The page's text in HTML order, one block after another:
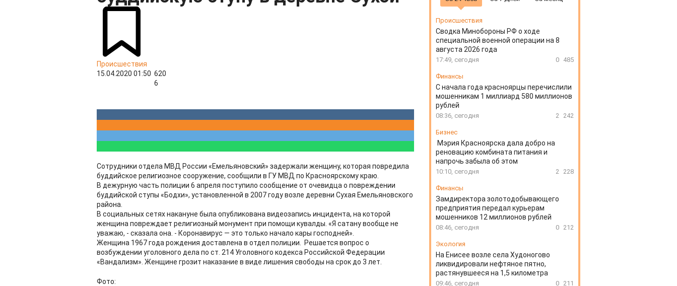
Происшествия
15.04.2020 01:50 620
6
Сотрудники отдела МВД России «Емельяновский» задержали женщину, которая повредила
буддийское религиозное сооружение, сообщили в ГУ МВД по Красноярскому краю.
В дежурную часть полиции 6 апреля поступило сообщение от очевидца о повреждении
буддийской ступы «Бодхи», установленной в 2007 году возле деревни Сухая Емельяновского
района.
В социальных сетях накануне была опубликована видеозапись инцидента, на которой
женщина повреждает религиозный монумент при помощи кувалды. «Я сатану вообще не
уважаю, - сказала она. - Коронавирус — это только начало кары господней».
Женщина 1967 года рождения доставлена в отдел полиции. Решается вопрос о
возбуждении уголовного дела по ст. 214 Уголовного кодекса Российской Федерации
«Вандализм». Женщине грозит наказание в виде лишения свободы на срок до 3 лет.
Фото:
Происшествия
Сводка Минобороны РФ о ходе
специальной военной операции на 8
августа 2026 года
17:49, сегодня 0 485
Финансы
С начала года красноярцы перечислили
мошенникам 1 миллиард 580 миллионов
рублей
08:36, сегодня 2 242
Бизнес
Мэрия Красноярска дала добро на
реновацию комбината питания и
напрочь забыла об этом
10:10, сегодня 2 228
Финансы
Замдиректора золотодобывающего
предприятия передал курьерам
мошенников 12 миллионов рублей
08:46, сегодня 0 212
Экология
На Енисее возле села Худоногово
ликвидировали нефтяное пятно,
растянувшееся на 1,5 километра
09:46, сегодня 0 211